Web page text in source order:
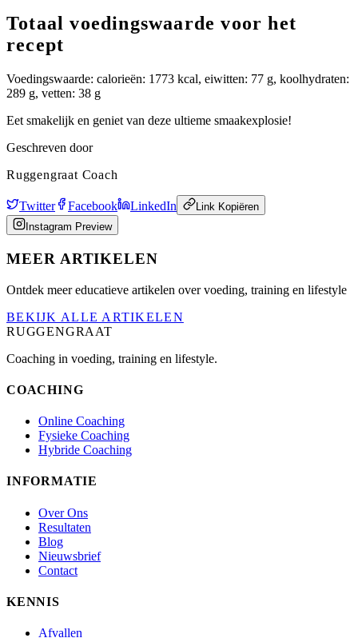
Totaal voedingswaarde voor het
recept
Voedingswaarde: calorieën: 1773 kcal, eiwitten: 77 g, koolhydraten:
289 g, vetten: 38 g
Eet smakelijk en geniet van deze ultieme smaakexplosie!
Geschreven door
Ruggengraat Coach
Twitter Facebook LinkedIn
Link Kopiëren
Instagram Preview
MEER ARTIKELEN
Ontdek meer educatieve artikelen over voeding, training en lifestyle
BEKIJK ALLE ARTIKELEN
RUGGENGRAAT
Coaching in voeding, training en lifestyle.
COACHING
Online Coaching
Fysieke Coaching
Hybride Coaching
INFORMATIE
Over Ons
Resultaten
Blog
Nieuwsbrief
Contact
KENNIS
Afvallen